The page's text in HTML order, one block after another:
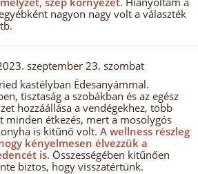
nagyon nagy volt a választék
szeptember 23. szombat
kastélyban Édesanyámmal.
tisztaság a szobákban és az egész
hozzáállása a vendégekhez, több
étkezés, mert a mosolygós
is kitűnő volt. A wellness részleg
kényelmesen élvezzük a
is. Összességében kitűnően
biztos, hogy visszatértünk.